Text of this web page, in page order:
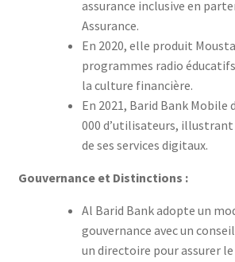
assurance inclusive en
Assurance.
En 2020, elle produit
programmes radio
la culture financière.
En 2021, Barid Bank Mobile
000 d’utilisateurs, illustrant
de ses services digitaux.
Gouvernance et Distinctions :
Al Barid Bank adopte un
gouvernance avec un
un directoire pour assurer